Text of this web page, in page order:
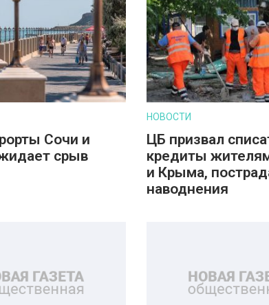
Сочи и
срыв
НОВОСТИ
ЦБ призвал
кредиты
и Крыма,
наводнения